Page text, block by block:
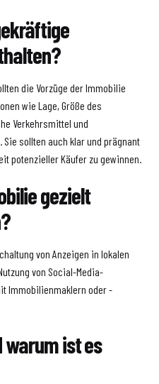
die Vorzüge der Immobilie
wie Lage, Größe des
Verkehrsmittel und
sollten auch klar und prägnant
potenzieller Käufer zu gewinnen.
gezielt
von Anzeigen in lokalen
von Social-Media-
Immobilienmaklern oder -
warum ist es